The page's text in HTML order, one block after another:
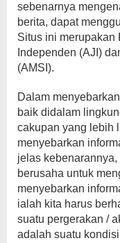
sebenarnya
berita, dapat
Situs ini merupakan
Independen (AJI)
(AMSI).
Dalam
baik didalam
cakupan yang lebih
menyebarkan
jelas
berusaha untuk
menyebarkan
ialah kita harus
suatu pergerakan /
adalah suatu